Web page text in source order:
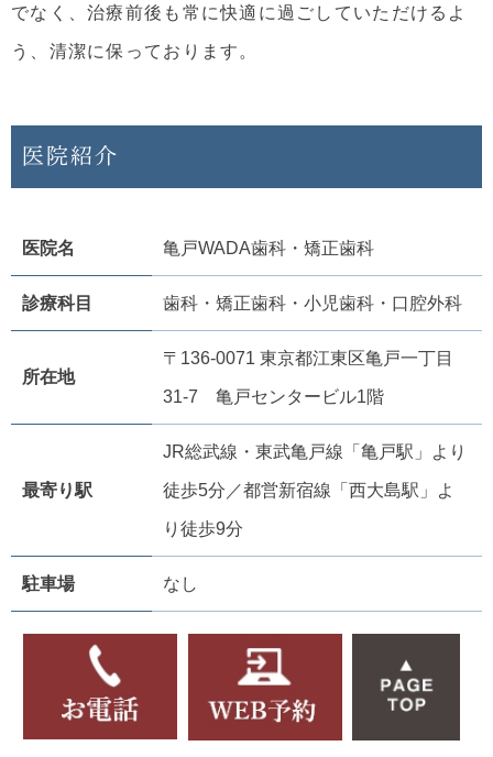
でなく、治療前後も常に快適に過ごしていただけるよ
う、清潔に保っております。
医院紹介
医院名 亀戸WADA歯科・矯正歯科
診療科目 歯科・矯正歯科・小児歯科・口腔外科
所在地
〒136-0071 東京都江東区亀戸一丁目
31-7 亀戸センタービル1階
最寄り駅
JR総武線・東武亀戸線「亀戸駅」より
徒歩5分／都営新宿線「西大島駅」よ
り徒歩9分
駐車場 なし
アクセス・診療時間